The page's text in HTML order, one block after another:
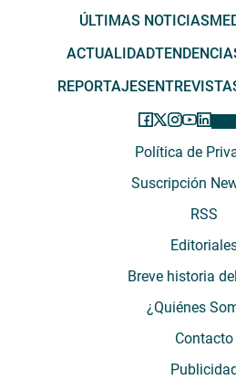
ÚLTIMAS NOTICIAS
ACTUALIDAD
REPORTAJES
Política de
Suscripción
RSS
Breve historia
¿Quiénes
Contacto